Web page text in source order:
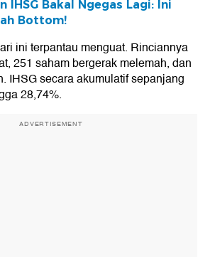
IHSG Bakal Ngegas Lagi: Ini
Bottom!
ini terpantau menguat. Rinciannya
251 saham bergerak melemah, dan
IHSG secara akumulatif sepanjang
28,74%.
ADVERTISEMENT